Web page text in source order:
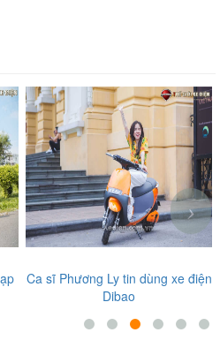
Ca sĩ Phương Ly tin dùng xe điện
Dibao
›